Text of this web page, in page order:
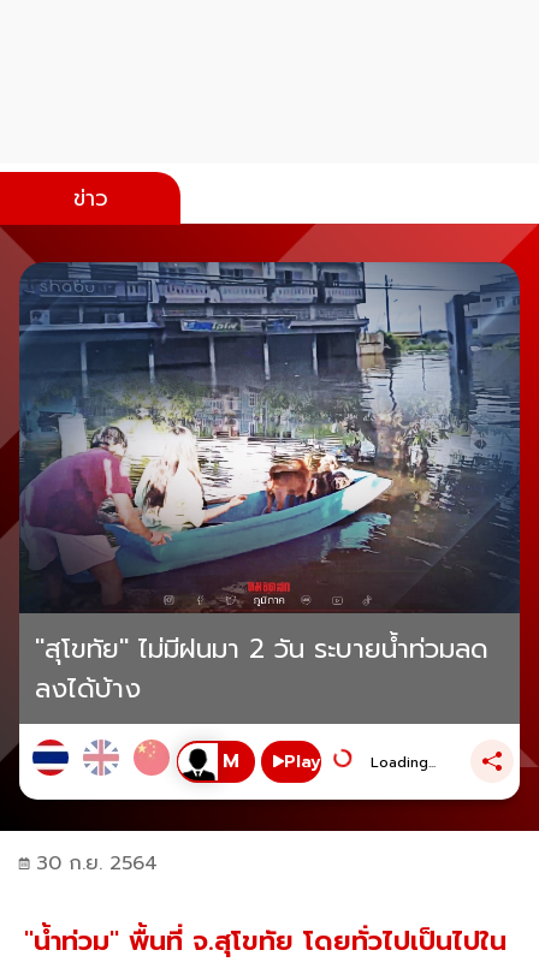
ข่าว
"สุโขทัย" ไม่มีฝนมา 2 วัน ระบายน้ำท่วมลด
ลงได้บ้าง
Play Loading...
30 ก.ย. 2564
"น้ำท่วม" พื้นที่ จ.สุโขทัย โดยทั่วไปเป็นไปใน